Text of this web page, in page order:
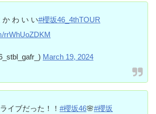
か わ い い#櫻坂46_4thTOUR
rrWhUoZDKM
March 19, 2024
イブだった！！ #櫻坂46🌸#櫻坂